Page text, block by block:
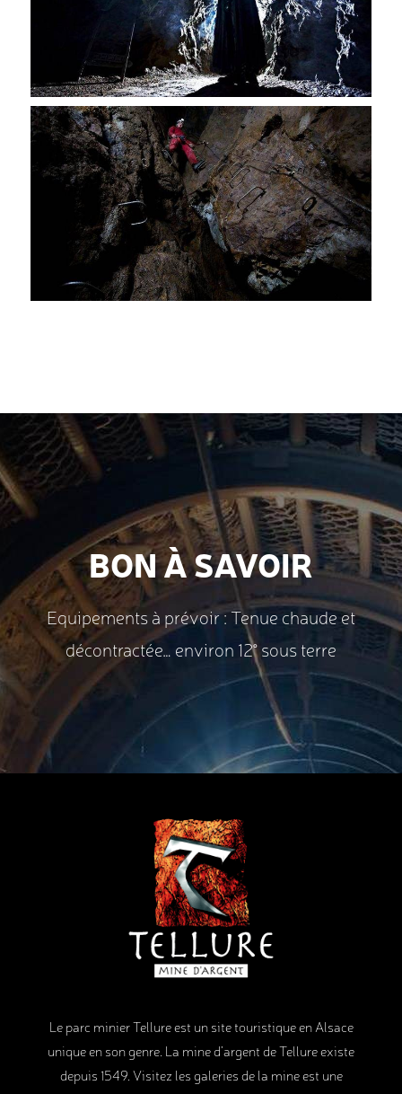
BON À SAVOIR
Equipements à prévoir : Tenue chaude et
décontractée… environ 12° sous terre
Le parc minier Tellure est un site touristique en Alsace
unique en son genre. La mine d’argent de Tellure existe
depuis 1549. Visitez les galeries de la mine est une